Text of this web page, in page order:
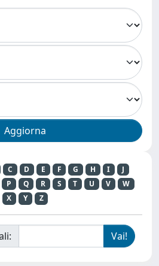
C D E F G H I
J
P Q R S T U V
W
X
Y Z